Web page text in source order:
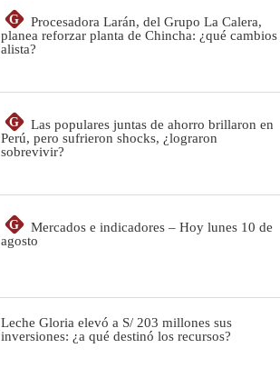
G
Procesadora Larán, del Grupo La Calera,
planea reforzar planta de Chincha: ¿qué cambios
alista?
G
Las populares juntas de ahorro brillaron en
Perú, pero sufrieron shocks, ¿lograron
sobrevivir?
G
Mercados e indicadores – Hoy lunes 10 de
agosto
Leche Gloria elevó a S/ 203 millones sus
inversiones: ¿a qué destinó los recursos?